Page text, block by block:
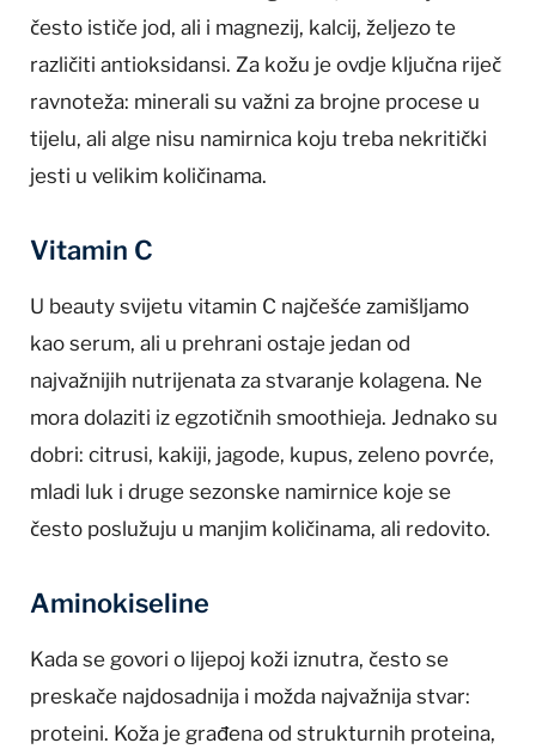
često ističe jod, ali i magnezij, kalcij, željezo te
različiti antioksidansi. Za kožu je ovdje ključna riječ
ravnoteža: minerali su važni za brojne procese u
tijelu, ali alge nisu namirnica koju treba nekritički
jesti u velikim količinama.
Vitamin C
U beauty svijetu vitamin C najčešće zamišljamo
kao serum, ali u prehrani ostaje jedan od
najvažnijih nutrijenata za stvaranje kolagena. Ne
mora dolaziti iz egzotičnih smoothieja. Jednako su
dobri: citrusi, kakiji, jagode, kupus, zeleno povrće,
mladi luk i druge sezonske namirnice koje se
često poslužuju u manjim količinama, ali redovito.
Aminokiseline
Kada se govori o lijepoj koži iznutra, često se
preskače najdosadnija i možda najvažnija stvar:
proteini. Koža je građena od strukturnih proteina,